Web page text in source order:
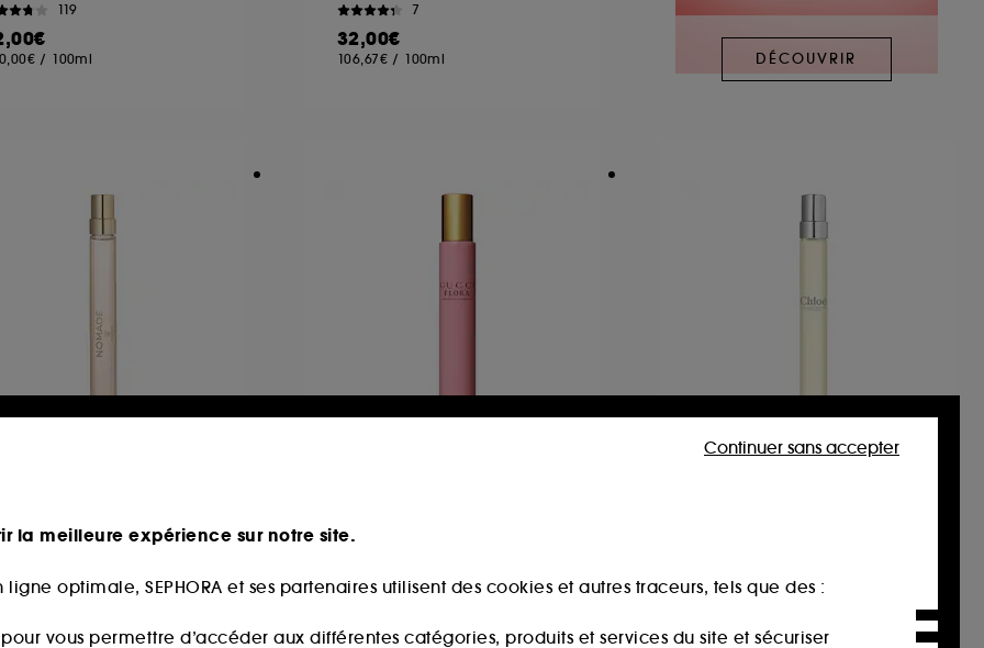
119
/ 100ml
7
32,00€
106,67€ / 100ml DÉCOUVRIR
351
/ 100ml 299,00€ / 100ml
CHLOÉ
299,00€ /100ml
la meilleure expérience sur notre site.
optimale, SEPHORA et ses partenaires utilisent des cookies et autres traceurs, tels que des :
pour vous permettre d’accéder aux différentes catégories, produits et services du site et sécuriser
Continuer sans accepter